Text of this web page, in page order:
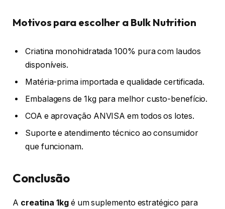
Motivos para escolher a Bulk Nutrition
Criatina monohidratada 100% pura com laudos
disponíveis.
Matéria-prima importada e qualidade certificada.
Embalagens de 1kg para melhor custo-benefício.
COA e aprovação ANVISA em todos os lotes.
Suporte e atendimento técnico ao consumidor
que funcionam.
Conclusão
A creatina 1kgé um suplemento estratégico para